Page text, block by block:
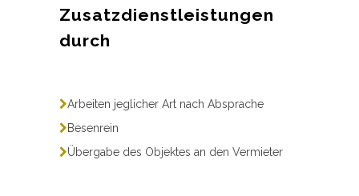
Zusatzdienstleistungen
durch
Arbeiten jeglicher Art nach Absprache
Besenrein
Übergabe des Objektes an den Vermieter